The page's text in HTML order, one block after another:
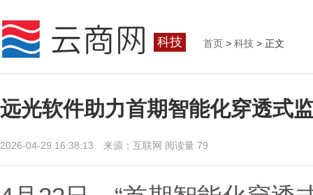
科技 首页 > 科技 > 正文
远光软件助力首期智能化穿透式
2026-04-29 16:38:13 来源：互联网 阅读量 79